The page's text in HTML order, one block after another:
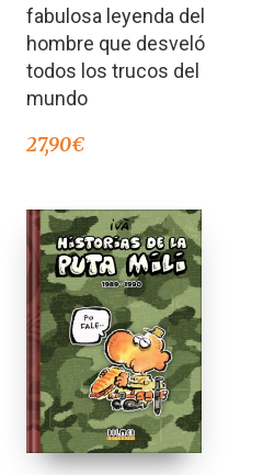
fabulosa leyenda del
hombre que desveló
todos los trucos del
mundo
27,90€